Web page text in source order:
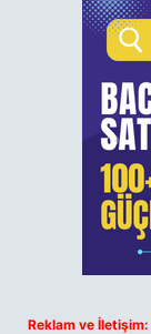
Reklam ve İletişim: